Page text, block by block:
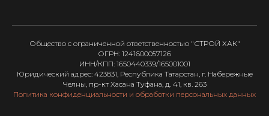
Общество с ограниченной ответственностью "СТРОЙ ХАК"
ОГРН: 1241600057126
ИНН/КПП: 1650440339/165001001
Юридический адрес: 423831, Республика Татарстан, г. Набережные
Челны, пр-кт Хасана Туфана, д. 41, кв. 263
Политика конфиденциальности и обработки персональных данных